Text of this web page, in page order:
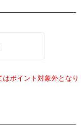
ポイント対象外となり